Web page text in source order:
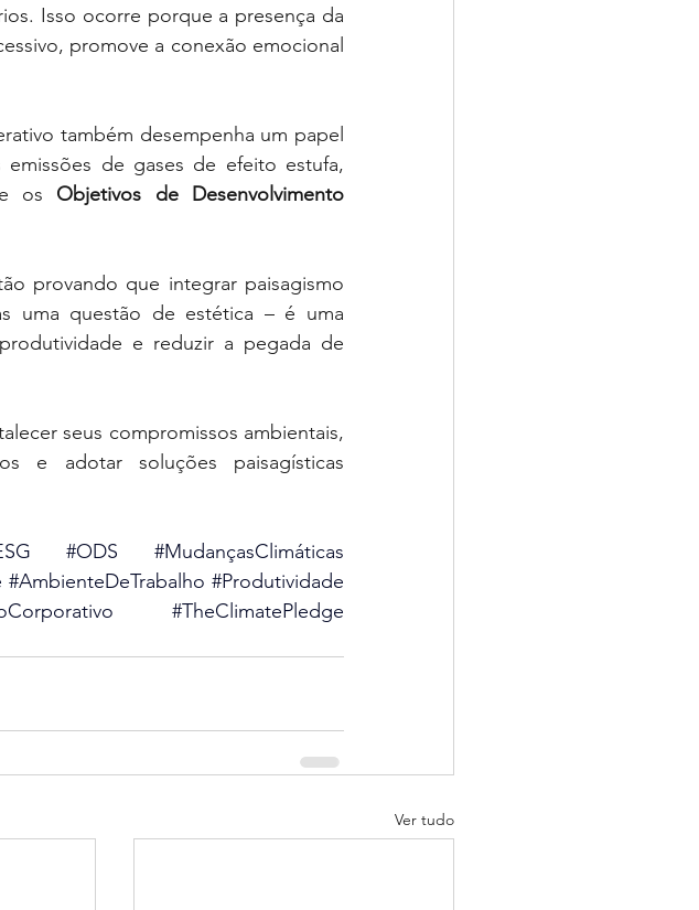
Isso ocorre porque a presença da
promove a conexão emocional
também desempenha um papel
de gases de efeito estufa,
os Objetivos de Desenvolvimento
provando que integrar paisagismo
uma questão de estética – é uma
e reduzir a pegada de
seus compromissos ambientais,
e adotar soluções paisagísticas
#ODS
#MudançasClimáticas
#AmbienteDeTrabalho #Produtividade
#TheClimatePledge
Ver tudo